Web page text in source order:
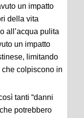
un impatto
della vita
all’acqua pulita
un impatto
limitando
che colpiscono in
tanti “danni
potrebbero